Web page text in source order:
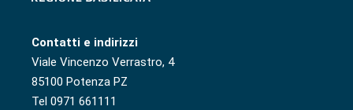
Contatti e indirizzi
Viale Vincenzo Verrastro, 4
85100 Potenza PZ
Tel 0971 661111